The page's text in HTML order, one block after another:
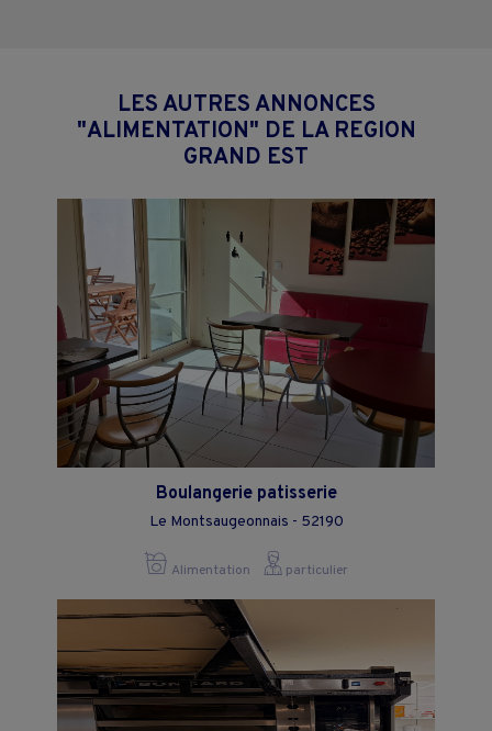
LES AUTRES ANNONCES
"ALIMENTATION" DE LA REGION
GRAND EST
Boulangerie patisserie
Le Montsaugeonnais - 52190
Alimentation particulier